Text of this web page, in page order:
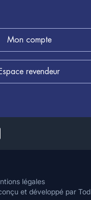
Mon compte
Espace revendeur
conçu et développé par Tod
légales